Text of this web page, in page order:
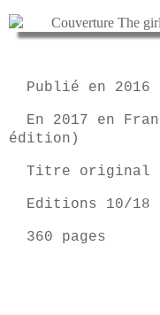
Publié en 2016
En 2017 en
édition)
Titre original
Editions 10/18
360 pages